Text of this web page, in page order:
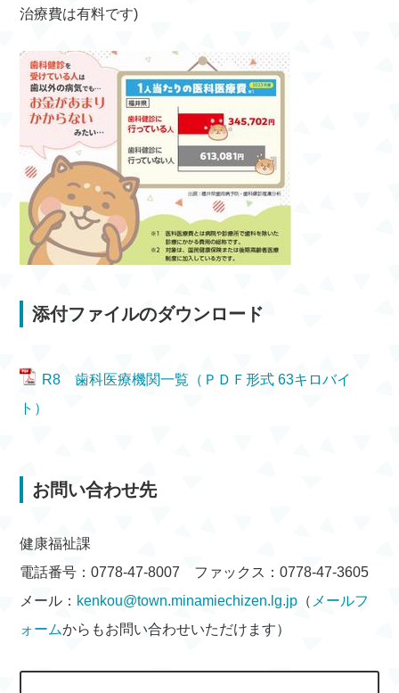
治療費は有料です)
添付ファイルのダウンロード
R8 歯科医療機関一覧（ＰＤＦ形式 63キロバイ
ト）
お問い合わせ先
健康福祉課
電話番号：0778-47-8007 ファックス：0778-47-3605
メール： kenkou@town.minamiechizen.lg.jp （ メールフ
ォームからもお問い合わせいただけます）